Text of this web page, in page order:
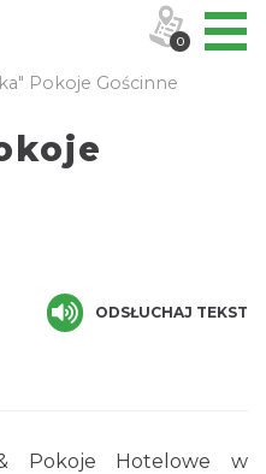
Pokoje Gościnne
ODSŁUCHAJ TEKST
& Pokoje Hotelowe w
0